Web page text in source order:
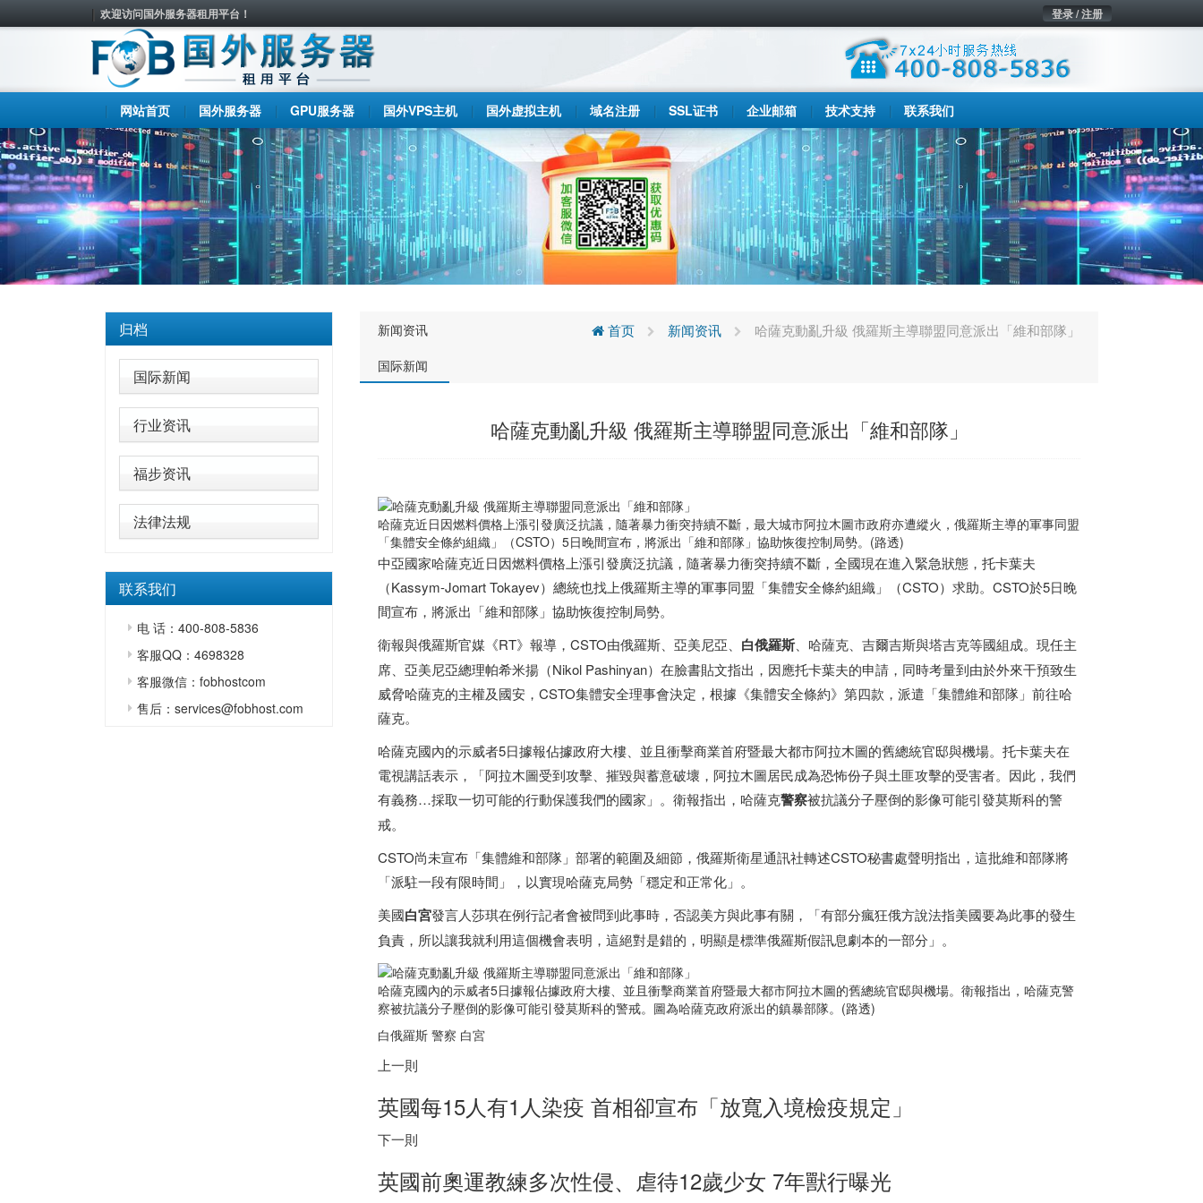
欢迎访问国外服务器租用平台！ 登录 / 注册
网站首页 国外服务器 GPU服务器 国外VPS主机 国外虚拟主机 域名注册 SSL证书 企业邮箱 技术支持 联系我们
归档
国际新闻
行业资讯
福步资讯
法律法规
联系我们
电 话：400-808-5836
客服QQ：4698328
客服微信：fobhostcom
售后：services@fobhost.com
新闻资讯
国际新闻
首页 新闻资讯 哈薩克動亂升級 俄羅斯主導聯盟同意派出「維和部隊」
哈薩克動亂升級 俄羅斯主導聯盟同意派出「維和部隊」
哈薩克近日因燃料價格上漲引發廣泛抗議，隨著暴力衝突持續不斷，最大城市阿拉木圖市政府亦遭縱火，俄羅斯主導的軍事同盟
「集體安全條約組織」（CSTO）5日晚間宣布，將派出「維和部隊」協助恢復控制局勢。(路透)
中亞國家哈薩克近日因燃料價格上漲引發廣泛抗議，隨著暴力衝突持續不斷，全國現在進入緊急狀態，托卡葉夫
（Kassym-Jomart Tokayev）總統也找上俄羅斯主導的軍事同盟「集體安全條約組織」（CSTO）求助。CSTO於5日晚
間宣布，將派出「維和部隊」協助恢復控制局勢。
衛報與俄羅斯官媒《RT》報導，CSTO由俄羅斯、亞美尼亞、 白俄羅斯、哈薩克、吉爾吉斯與塔吉克等國組成。現任主
席、亞美尼亞總理帕希米揚（Nikol Pashinyan）在臉書貼文指出，因應托卡葉夫的申請，同時考量到由於外來干預致生
威脅哈薩克的主權及國安，CSTO集體安全理事會決定，根據《集體安全條約》第四款，派遣「集體維和部隊」前往哈
薩克。
哈薩克國內的示威者5日據報佔據政府大樓、並且衝擊商業首府暨最大都市阿拉木圖的舊總統官邸與機場。托卡葉夫在
電視講話表示，「阿拉木圖受到攻擊、摧毀與蓄意破壞，阿拉木圖居民成為恐怖份子與土匪攻擊的受害者。因此，我們
有義務…採取一切可能的行動保護我們的國家」。衛報指出，哈薩克警察被抗議分子壓倒的影像可能引發莫斯科的警
戒。
CSTO尚未宣布「集體維和部隊」部署的範圍及細節，俄羅斯衛星通訊社轉述CSTO秘書處聲明指出，這批維和部隊將
「派駐一段有限時間」，以實現哈薩克局勢「穩定和正常化」。
美國白宮發言人莎琪在例行記者會被問到此事時，否認美方與此事有關，「有部分瘋狂俄方說法指美國要為此事的發生
負責，所以讓我就利用這個機會表明，這絕對是錯的，明顯是標準俄羅斯假訊息劇本的一部分」。
哈薩克國內的示威者5日據報佔據政府大樓、並且衝擊商業首府暨最大都市阿拉木圖的舊總統官邸與機場。衛報指出，哈薩克警
察被抗議分子壓倒的影像可能引發莫斯科的警戒。圖為哈薩克政府派出的鎮暴部隊。(路透)
白俄羅斯 警察 白宮
上一則
英國每15人有1人染疫 首相卻宣布「放寬入境檢疫規定」
下一則
英國前奧運教練多次性侵、虐待12歲少女 7年獸行曝光